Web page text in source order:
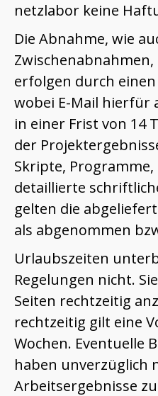
netzlabor keine
Die Abnahme, wie
erfolgen durch
wobei E-Mail hierfür
in einer Frist von 14
der
Skripte,
detaillierte
gelten die
als abgenommen
Urlaubszeiten
Regelungen nicht.
Seiten rechtzeitig
rechtzeitig gilt eine
Wochen. Eventuelle
haben unverzüglich
Arbeitsergebnisse